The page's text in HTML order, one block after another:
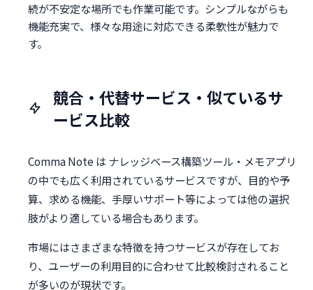
続が不安定な場所でも作業可能です。シンプルながらも
機能充実で、様々な用途に対応できる柔軟性が魅力で
す。
競合・代替サービス・似ているサ
ービス比較
Comma Note は ナレッジベース構築ツール・メモアプリ
の中でも広く利用されているサービスですが、目的や予
算、求める機能、手厚いサポート等によっては他の選択
肢がより適している場合もあります。
市場にはさまざまな特徴を持つサービスが存在してお
り、ユーザーの利用目的に合わせて比較検討されること
が多いのが現状です。